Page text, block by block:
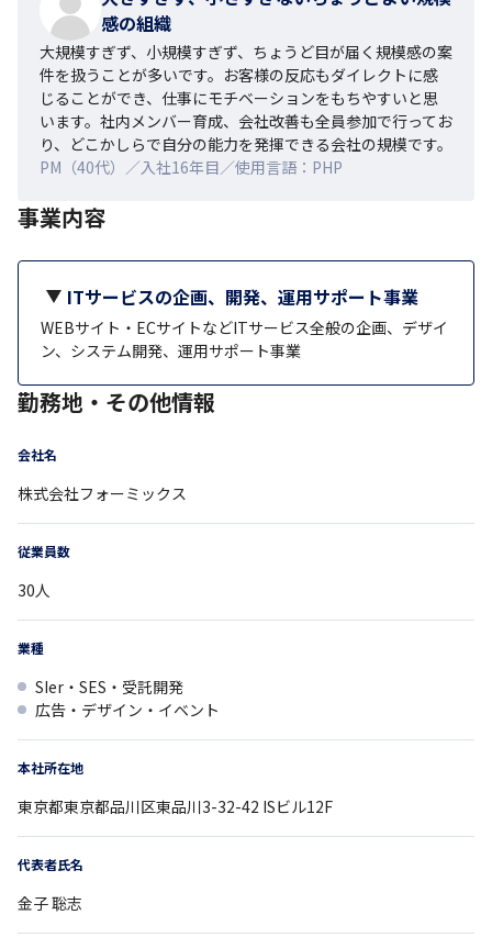
感の組織
大規模すぎず、小規模すぎず、ちょうど目が届く規模感の案
件を扱うことが多いです。お客様の反応もダイレクトに感
じることができ、仕事にモチベーションをもちやすいと思
います。社内メンバー育成、会社改善も全員参加で行ってお
り、どこかしらで自分の能力を発揮できる会社の規模です。
PM（40代）／入社16年目／使用言語：PHP
事業内容
ITサービスの企画、開発、運用サポート事業
WEBサイト・ECサイトなどITサービス全般の企画、デザイ
ン、システム開発、運用サポート事業
勤務地・その他情報
会社名
株式会社フォーミックス
従業員数
30人
業種
SIer・SES・受託開発
広告・デザイン・イベント
本社所在地
東京都東京都品川区東品川3-32-42 ISビル12F
代表者氏名
金子 聡志